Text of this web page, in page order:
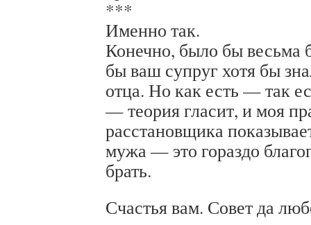
***
Именно так.
Конечно, было бы весьма
бы ваш супруг хотя бы
отца. Но как есть — так
— теория гласит, и моя
расстановщика
мужа — это гораздо
брать.
Счастья вам. Совет да